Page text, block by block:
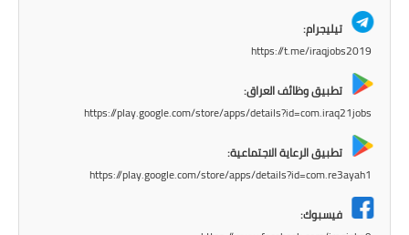
المرحلة الابتدائية
تيليجرام:
https://t.me/iraqjobs2019
تطبيق وظائف العراق:
https://play.google.com/store/apps/details?id=com.iraq21jobs
تطبيق الرعاية الاجتماعية:
https://play.google.com/store/apps/details?id=com.re3ayah1
فيسبوك: